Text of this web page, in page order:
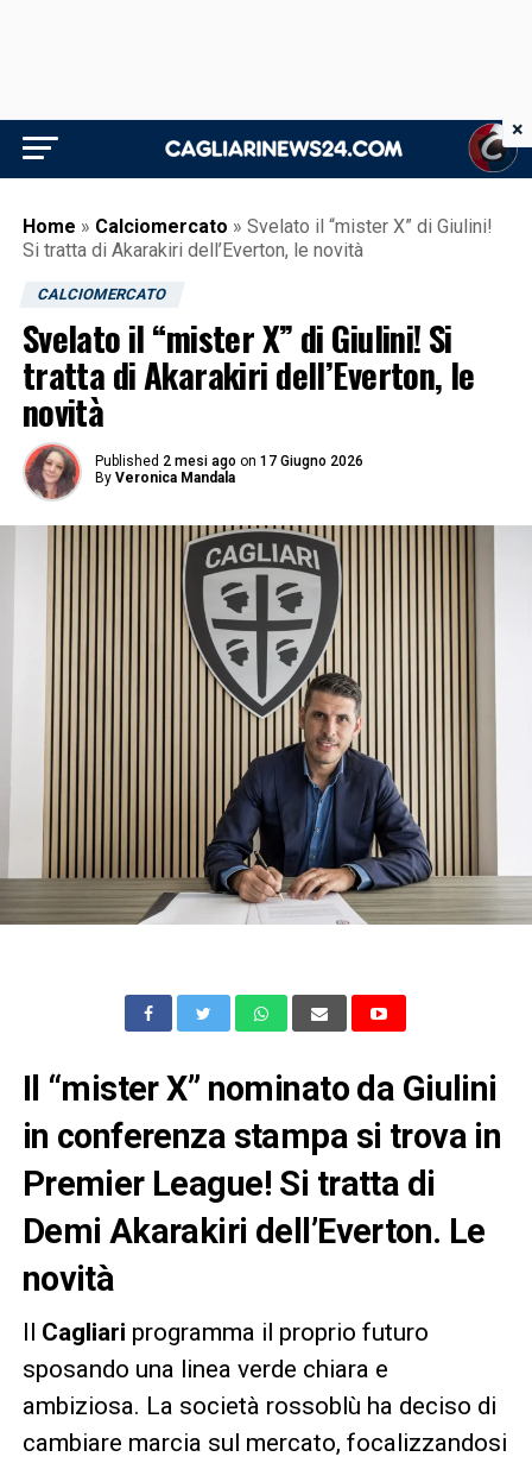
Home » Calciomercato » Svelato il “mister X” di Giulini!
Si tratta di Akarakiri dell’Everton, le novità
CALCIOMERCATO
Svelato il “mister X” di Giulini! Si
tratta di Akarakiri dell’Everton, le
novità
Published 2 mesi ago on 17 Giugno 2026
By Veronica Mandala
Il “mister X” nominato da Giulini
in conferenza stampa si trova in
Premier League! Si tratta di
Demi Akarakiri dell’Everton. Le
novità
Il Cagliari programma il proprio futuro
sposando una linea verde chiara e
ambiziosa. La società rossoblù ha deciso di
cambiare marcia sul mercato, focalizzandosi
×